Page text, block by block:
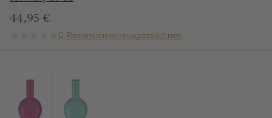
44,95 €
0 Rezensionen ausgezeichnet.